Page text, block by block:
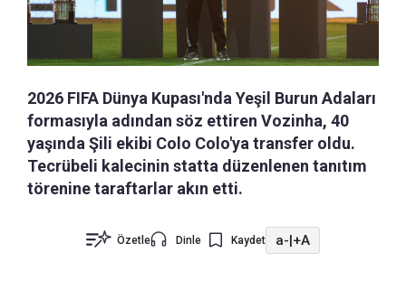
2026 FIFA Dünya Kupası'nda Yeşil Burun Adaları
formasıyla adından söz ettiren Vozinha, 40
yaşında Şili ekibi Colo Colo'ya transfer oldu.
Tecrübeli kalecinin statta düzenlenen tanıtım
törenine taraftarlar akın etti.
Özetle Dinle Kaydet a-|+A